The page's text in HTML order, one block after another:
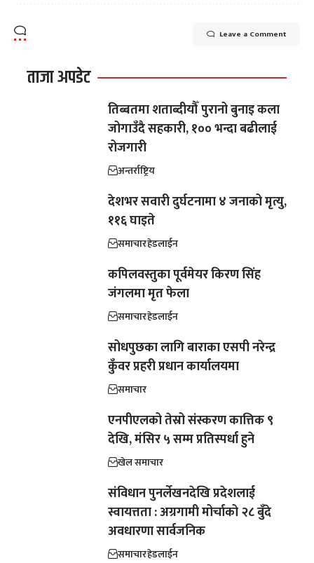
Leave a Comment
ताजा अपडेट
तिब्बतमा शताब्दीयौँ पुरानो बुनाइ कला
जोगाउँदै सहकारी, १०० भन्दा बढीलाई
रोजगारी
अन्तर्राष्ट्रिय
देशभर सवारी दुर्घटनामा ४ जनाको मृत्यु,
११६ घाइते
समाचारहेडलाईन
कपिलवस्तुका पूर्वमेयर किरण सिंह
जंगलमा मृत फेला
समाचारहेडलाईन
सोधपुछका लागि बाराका एसपी नरेन्द्र
कुँवर प्रहरी प्रधान कार्यालयमा
समाचार
एनपीएलको तेस्रो संस्करण कात्तिक ९
देखि, मंसिर ५ सम्म प्रतिस्पर्धा हुने
खेल समाचार
संविधान पुनर्लेखनदेखि प्रदेशलाई
स्वायत्तता : अग्रगामी मोर्चाको २८ बुँदे
अवधारणा सार्वजनिक
समाचारहेडलाईन